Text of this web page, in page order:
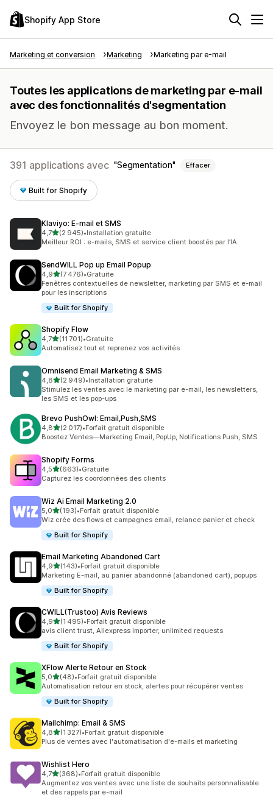
Shopify App Store
Marketing et conversion Marketing Marketing par e-mail
Toutes les applications de marketing par e-mail
avec des fonctionnalités d'segmentation
Envoyez le bon message au bon moment.
391 applications avec Segmentation Effacer
Built for Shopify
Klaviyo: E‑mail et SMS
4,7étoile(s) sur 5
(2 945)
2945 avis au total
•Installation gratuite
Meilleur ROI : e-mails, SMS et service client boostés par l’IA
SendWILL Pop up Email Popup
4,9étoile(s) sur 5
(7 476)
7476 avis au total
•Gratuite
Fenêtres contextuelles de newsletter, marketing par SMS et e-mail
pour les inscriptions
Built for Shopify
Shopify Flow
4,7étoile(s) sur 5
(11 701)
11701 avis au total
•Gratuite
Automatisez tout et reprenez vos activités
Omnisend Email Marketing & SMS
4,8étoile(s) sur 5
(2 949)
2949 avis au total
•Installation gratuite
Stimulez les ventes avec le marketing par e-mail, les newsletters,
les SMS et les pop-ups
Brevo PushOwl: Email,Push,SMS
4,8étoile(s) sur 5
(2 017)
2017 avis au total
•Forfait gratuit disponible
Boostez Ventes—Marketing Email, PopUp, Notifications Push, SMS
Shopify Forms
4,5étoile(s) sur 5
(663)
663 avis au total
•Gratuite
Capturez les coordonnées des clients
Wiz Ai Email Marketing 2.0
5,0étoile(s) sur 5
(193)
193 avis au total
•Forfait gratuit disponible
Wiz crée des flows et campagnes email, relance panier et check
Built for Shopify
Email Marketing Abandoned Cart
4,9étoile(s) sur 5
(143)
143 avis au total
•Forfait gratuit disponible
Marketing E-mail, au panier abandonné (abandoned cart), popups
Built for Shopify
CWILL(Trustoo) Avis Reviews
4,9étoile(s) sur 5
(1 495)
1495 avis au total
•Forfait gratuit disponible
avis client trust, Aliexpress importer, unlimited requests
Built for Shopify
XFlow Alerte Retour en Stock
5,0étoile(s) sur 5
(48)
48 avis au total
•Forfait gratuit disponible
Automatisation retour en stock, alertes pour récupérer ventes
Built for Shopify
Mailchimp: Email & SMS
4,8étoile(s) sur 5
(1 327)
1327 avis au total
•Forfait gratuit disponible
Plus de ventes avec l'automatisation d'e-mails et marketing
Wishlist Hero
4,7étoile(s) sur 5
(368)
368 avis au total
•Forfait gratuit disponible
Augmentez vos ventes avec une liste de souhaits personnalisable
et des rappels par e-mail